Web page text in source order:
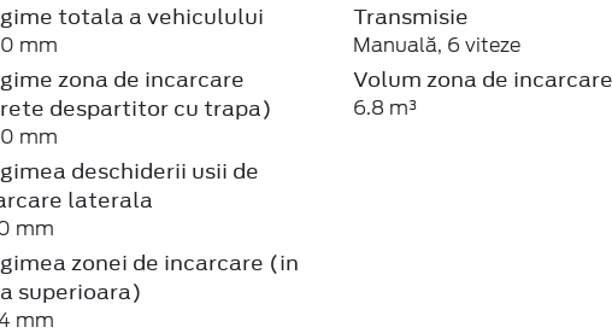
totala a vehiculului
mm
zona de incarcare
despartitor cu trapa)
mm
deschiderii usii de
laterala
mm
zonei de incarcare (in
superioara)
mm
Transmisie
Manuală, 6 viteze
Volum zona de
6.8 m³